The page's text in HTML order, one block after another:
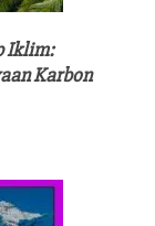
Iklim:
Karbon